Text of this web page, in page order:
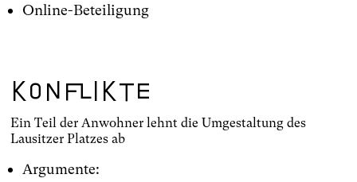
Online-Beteiligung
Konflikte
Ein Teil der Anwohner lehnt die Umgestaltung des
Lausitzer Platzes ab
Argumente: